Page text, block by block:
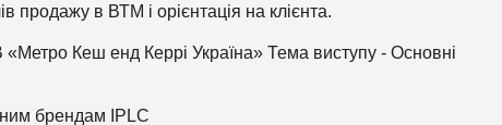
продажу в ВТМ і орієнтація на клієнта.
«Метро Кеш енд Керрі Україна» Тема виступу - Основні
брендам IPLC